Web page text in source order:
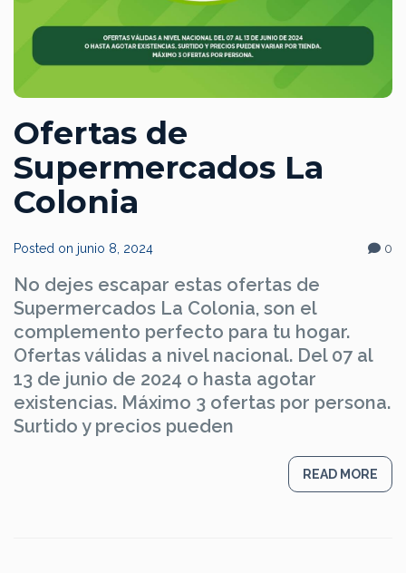
Ofertas de
Supermercados La
Colonia
Posted on junio 8, 2024 0
No dejes escapar estas ofertas de
Supermercados La Colonia, son el
complemento perfecto para tu hogar.
Ofertas válidas a nivel nacional. Del 07 al
13 de junio de 2024 o hasta agotar
existencias. Máximo 3 ofertas por persona.
Surtido y precios pueden
READ MORE